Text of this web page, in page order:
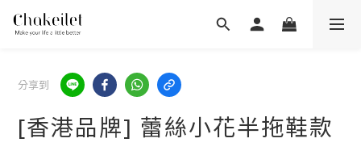
分享到
[香港品牌] 蕾絲小花半拖鞋款